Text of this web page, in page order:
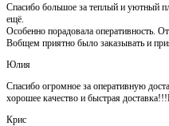
Спасибо большое за теплый и уютный
ещё.
Особенно порадовала оперативность.
Вобщем приятно было заказывать и
Юлия
Спасибо огромное за оперативную
хорошее качество и быстрая
Крис